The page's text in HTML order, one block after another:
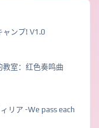
ャンプ! V1.0
教室：红色奏鸣曲
リア -We pass each